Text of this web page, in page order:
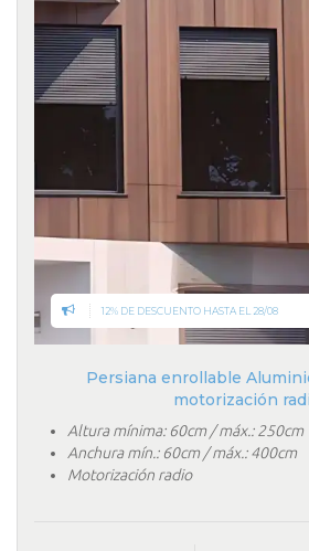
12% DE DESCUENTO HASTA EL 28/08
Persiana enrollable
motorización
Altura mínima: 60cm / máx.: 250cm
Anchura mín.: 60cm / máx.: 400cm
Motorización radio